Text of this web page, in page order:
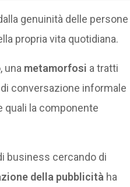
genuinità delle persone
propria vita quotidiana.
una metamorfosi a tratti
conversazione informale
quali la componente
business cercando di
della pubblicità ha